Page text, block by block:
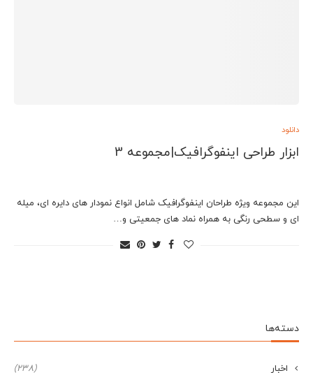
دانلود
ابزار طراحی اینفوگرافیک|مجموعه 3
این مجموعه ویژه طراحان اینفوگرافیک شامل انواع نمودار های دایره ای، میله
ای و سطحی رنگی به همراه نماد های جمعیتی و…
دسته‌ها
اخبار (238)